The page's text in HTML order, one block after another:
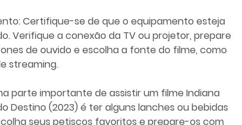
Verifique a conexão da TV ou projetor, prepare
de ouvido e escolha a fonte do filme, como
streaming.
Destino (2023) é ter alguns lanches ou bebidas
seus petiscos favoritos e prepare-os com